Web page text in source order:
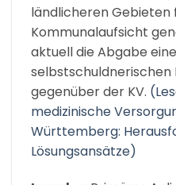
ländlicheren Gebieten
Kommunalaufsicht
aktuell die Abgabe
gegenüber der KV.
medizinische
Württemberg:
Lösungsansätze)